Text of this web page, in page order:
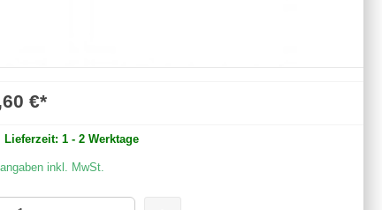
€*
1 - 2 Werktage
inkl. MwSt.